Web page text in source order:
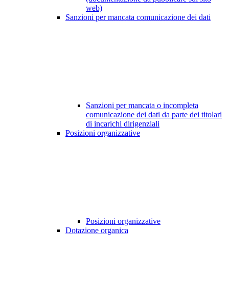
web)
Sanzioni per mancata comunicazione dei dati
Sanzioni per mancata o incompleta
comunicazione dei dati da parte dei titolari
di incarichi dirigenziali
Posizioni organizzative
Posizioni organizzative
Dotazione organica